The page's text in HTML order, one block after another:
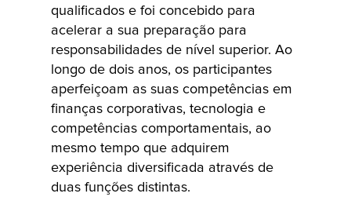
outras
prestigiadas
faculdades de
direito em toda
a Índia. O
nosso
programa para
faculdades de
direito oferece
um percurso
qualificados e foi concebido para
acelerar a sua preparação para
responsabilidades de nível superior. Ao
longo de dois anos, os participantes
aperfeiçoam as suas competências em
finanças corporativas, tecnologia e
competências comportamentais, ao
mesmo tempo que adquirem
experiência diversificada através de
duas funções distintas.